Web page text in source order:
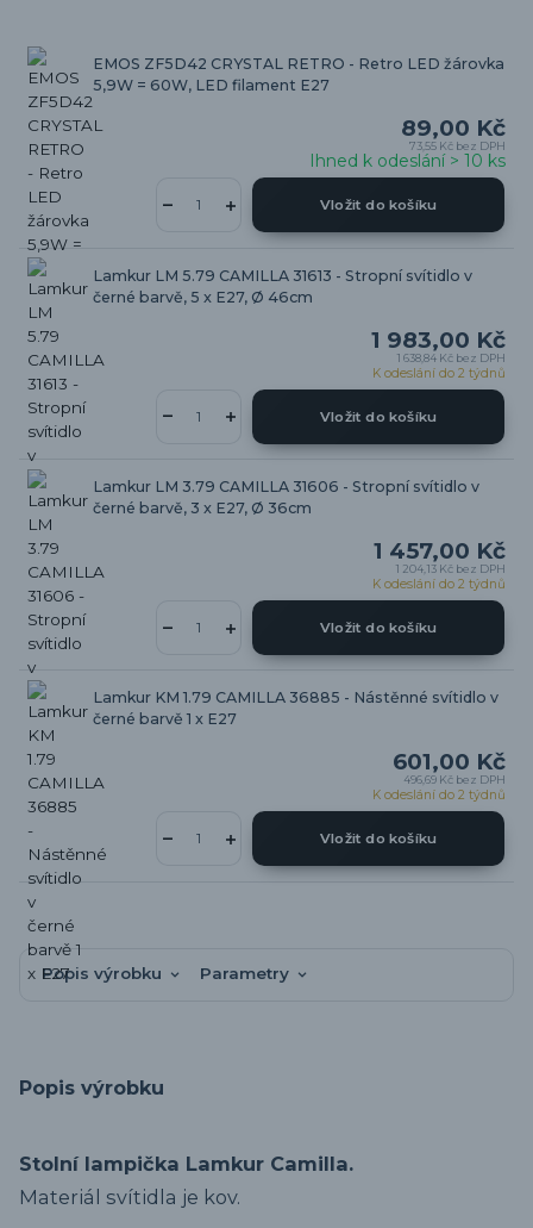
EMOS ZF5D42 CRYSTAL RETRO - Retro LED žárovka
5,9W = 60W, LED filament E27
89,00 Kč
73,55 Kč bez DPH
Ihned k odeslání > 10 ks
Vložit do košíku
Lamkur LM 5.79 CAMILLA 31613 - Stropní svítidlo v
černé barvě, 5 x E27, Ø 46cm
1 983,00 Kč
1 638,84 Kč bez DPH
K odeslání do 2 týdnů
Vložit do košíku
Lamkur LM 3.79 CAMILLA 31606 - Stropní svítidlo v
černé barvě, 3 x E27, Ø 36cm
1 457,00 Kč
1 204,13 Kč bez DPH
K odeslání do 2 týdnů
Vložit do košíku
Lamkur KM 1.79 CAMILLA 36885 - Nástěnné svítidlo v
černé barvě 1 x E27
601,00 Kč
496,69 Kč bez DPH
K odeslání do 2 týdnů
Vložit do košíku
Popis výrobku Parametry
Popis výrobku
Stolní lampička Lamkur Camilla.
Materiál svítidla je kov.